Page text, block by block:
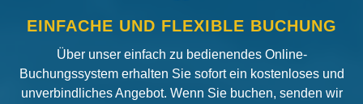
EINFACHE UND FLEXIBLE BUCHUNG
Über unser einfach zu bedienendes Online-
Buchungssystem erhalten Sie sofort ein kostenloses und
unverbindliches Angebot. Wenn Sie buchen, senden wir